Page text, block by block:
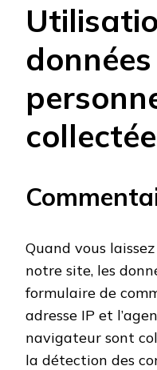
données
Quand vous
notre site, les
formulaire de
adresse IP et
navigateur sont
la détection des